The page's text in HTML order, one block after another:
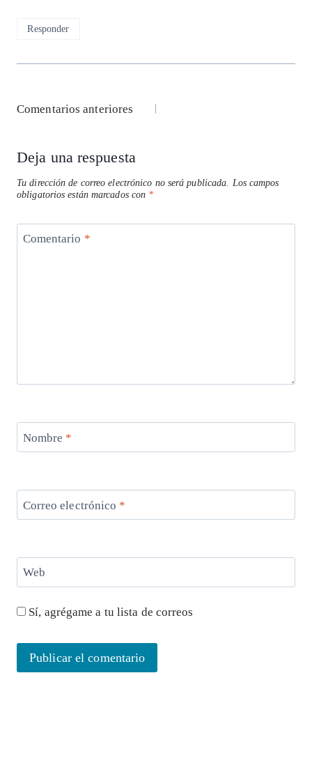
Responder
Navegación
comentarios
Comentarios anteriores
Deja una respuesta
Tu dirección de correo electrónico no será publicada. Los campos
obligatorios están marcados con *
Comentario *
Nombre *
Correo electrónico *
Web
Sí, agrégame a tu lista de correos